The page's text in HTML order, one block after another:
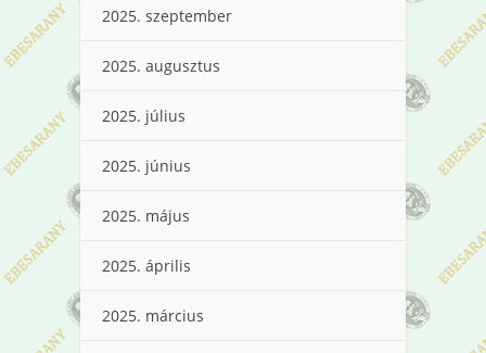
2025. szeptember
2025. augusztus
2025. július
2025. június
2025. május
2025. április
2025. március